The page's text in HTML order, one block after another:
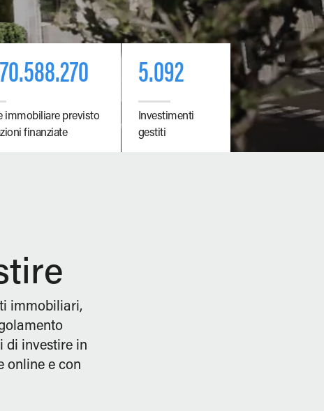
immobiliare previsto
finanziate
5.092
Investimenti
gestiti
immobiliari,
di investire in
online e con